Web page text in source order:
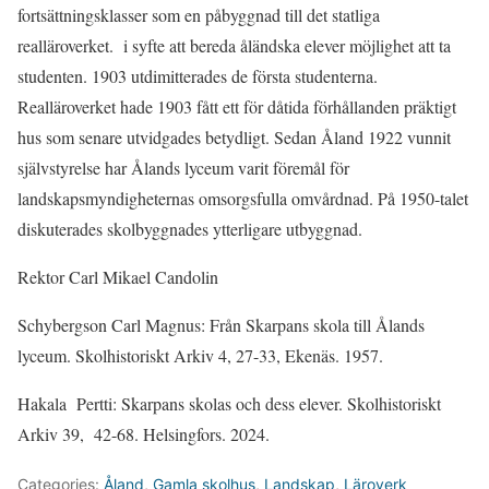
fortsättningsklasser som en påbyggnad till det statliga
realläroverket. i syfte att bereda åländska elever möjlighet att ta
studenten. 1903 utdimitterades de första studenterna.
Realläroverket hade 1903 fått ett för dåtida förhållanden präktigt
hus som senare utvidgades betydligt. Sedan Åland 1922 vunnit
självstyrelse har Ålands lyceum varit föremål för
landskapsmyndigheternas omsorgsfulla omvårdnad. På 1950-talet
diskuterades skolbyggnades ytterligare utbyggnad.
Rektor Carl Mikael Candolin
Schybergson Carl Magnus: Från Skarpans skola till Ålands
lyceum. Skolhistoriskt Arkiv 4, 27-33, Ekenäs. 1957.
Hakala Pertti: Skarpans skolas och dess elever. Skolhistoriskt
Arkiv 39, 42-68. Helsingfors. 2024.
Categories: Åland, Gamla skolhus, Landskap, Läroverk